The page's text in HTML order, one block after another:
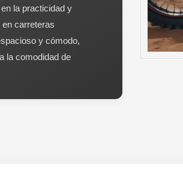
la practicidad y
carreteras
y cómodo,
la comodidad de